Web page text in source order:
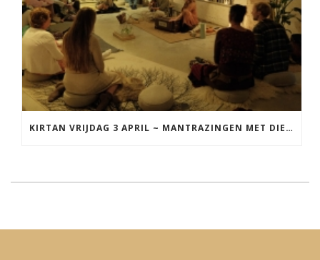
KIRTAN VRIJDAG 3 APRIL ~ MANTRAZINGEN MET DIEDERICK IN LEEUWARDEN